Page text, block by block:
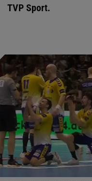
TVP Sport.